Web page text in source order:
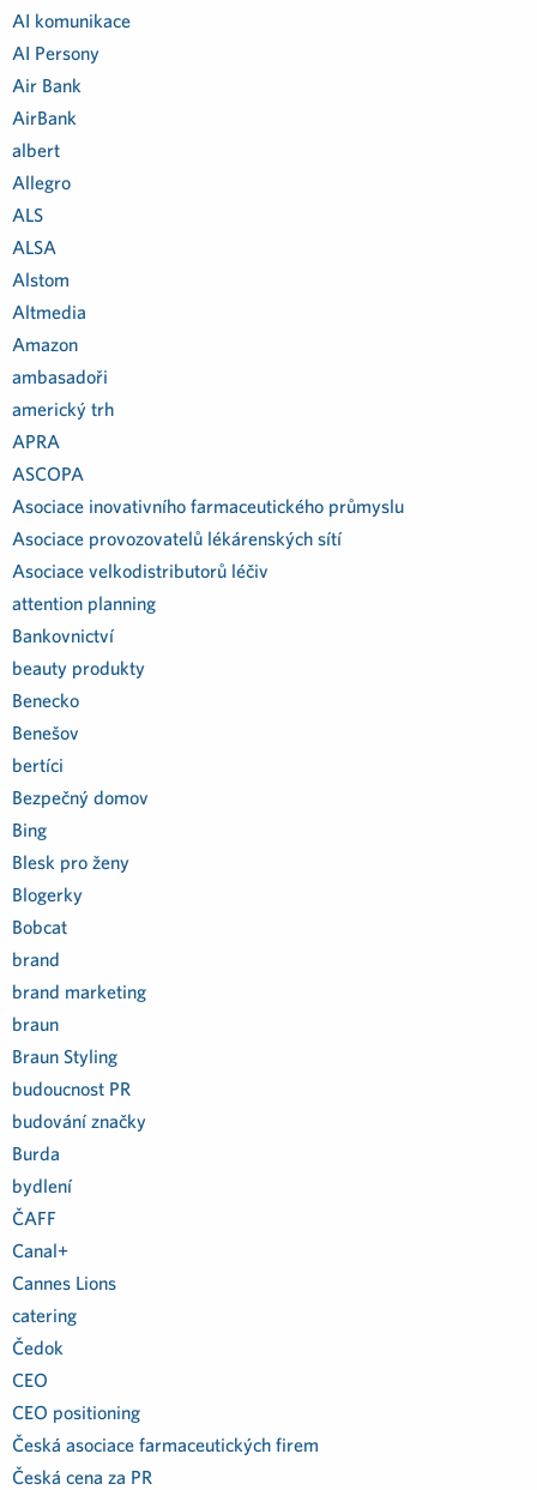
AI komunikace
AI Persony
Air Bank
AirBank
albert
Allegro
ALS
ALSA
Alstom
Altmedia
Amazon
ambasadoři
americký trh
APRA
ASCOPA
Asociace inovativního farmaceutického průmyslu
Asociace provozovatelů lékárenských sítí
Asociace velkodistributorů léčiv
attention planning
Bankovnictví
beauty produkty
Benecko
Benešov
bertíci
Bezpečný domov
Bing
Blesk pro ženy
Blogerky
Bobcat
brand
brand marketing
braun
Braun Styling
budoucnost PR
budování značky
Burda
bydlení
ČAFF
Canal+
Cannes Lions
catering
Čedok
CEO
CEO positioning
Česká asociace farmaceutických firem
Česká cena za PR